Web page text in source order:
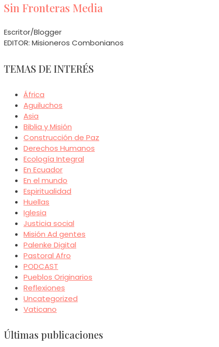
Sin Fronteras Media
Escritor/Blogger
EDITOR: Misioneros Combonianos
TEMAS DE INTERÉS
África
Aguiluchos
Asia
Biblia y Misión
Construcción de Paz
Derechos Humanos
Ecología Integral
En Ecuador
En el mundo
Espiritualidad
Huellas
Iglesia
Justicia social
Misión Ad gentes
Palenke Digital
Pastoral Afro
PODCAST
Pueblos Originarios
Reflexiones
Uncategorized
Vaticano
Últimas publicaciones